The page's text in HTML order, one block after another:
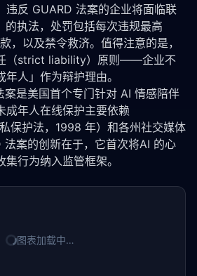
违反 GUARD 法案的企业将面临联
的执法，处罚包括每次违规最高
，以及禁令救济。值得注意的是，
（strict liability）原则——企业不
人」作为辩护理由。
案是美国首个专门针对 AI 情感陪伴
成年人在线保护主要依赖
保护法，1998 年）和各州社交媒体
法案的创新在于，它首次将AI 的心
行为纳入监管框架。
图表加载中…